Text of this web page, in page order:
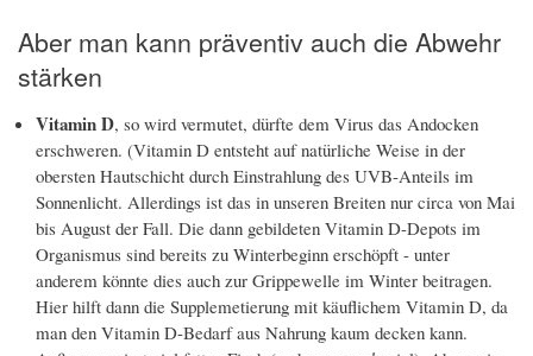
Aber man kann präventiv auch die Abwehr
stärken
Vitamin D, so wird vermutet, dürfte dem Virus das Andocken
erschweren. (Vitamin D entsteht auf natürliche Weise in der
obersten Hautschicht durch Einstrahlung des UVB-Anteils im
Sonnenlicht. Allerdings ist das in unseren Breiten nur circa von Mai
bis August der Fall. Die dann gebildeten Vitamin D-Depots im
Organismus sind bereits zu Winterbeginn erschöpft - unter
anderem könnte dies auch zur Grippewelle im Winter beitragen.
Hier hilft dann die Supplemetierung mit käuflichem Vitamin D, da
man den Vitamin D-Bedarf aus Nahrung kaum decken kann.